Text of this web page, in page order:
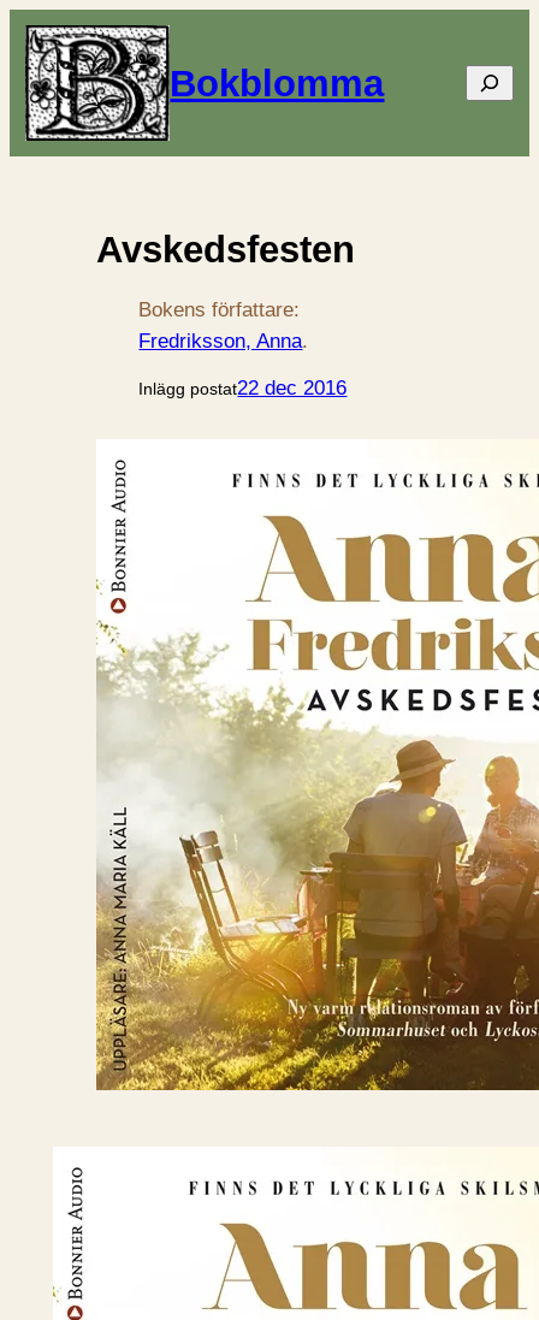
Bokblomma Sök
Avskedsfesten
Bokens författare:
Fredriksson, Anna.
Inlägg postat22 dec 2016